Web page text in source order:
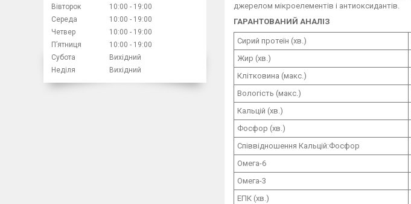
джерелом мікроелементів і антиоксидантів.
ГАРАНТОВАНИЙ АНАЛІЗ
Сирий протеїн (хв.)
Жир (хв.)
Клітковина (макс.)
Вологість (макс.)
Кальцій (хв.)
Фосфор (хв.)
Співвідношення Кальцій:Фосфор
Омега-6
Омега-3
ЕПК (хв.)
Вівторок
10:00
19:00
Середа
10:00
19:00
Четвер
10:00
19:00
Пʼятниця
10:00
19:00
Субота
Вихідний
Неділя
Вихідний